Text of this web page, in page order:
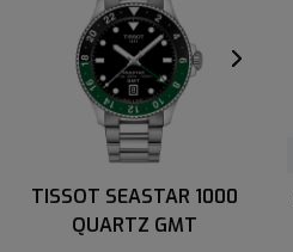
TISSOT SEASTAR 1000
QUARTZ GMT